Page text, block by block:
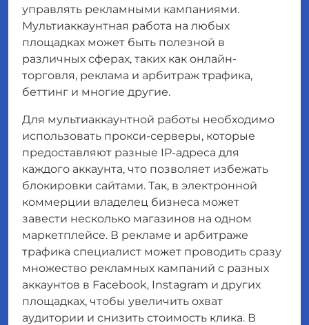
управлять рекламными кампаниями.
Мультиаккаунтная работа на любых
площадках может быть полезной в
различных сферах, таких как онлайн-
торговля, реклама и арбитраж трафика,
беттинг и многие другие.
Для мультиаккаунтной работы необходимо
использовать прокси-серверы, которые
предоставляют разные IP-адреса для
каждого аккаунта, что позволяет избежать
блокировки сайтами. Так, в электронной
коммерции владелец бизнеса может
завести несколько магазинов на одном
маркетплейсе. В рекламе и арбитраже
трафика специалист может проводить сразу
множество рекламных кампаний с разных
аккаунтов в Facebook, Instagram и других
площадках, чтобы увеличить охват
аудитории и снизить стоимость клика. В